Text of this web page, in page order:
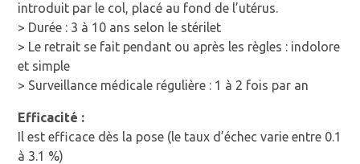
introduit par le col, placé au fond de l’utérus.
> Durée : 3 à 10 ans selon le stérilet
> Le retrait se fait pendant ou après les règles : indolore
et simple
> Surveillance médicale régulière : 1 à 2 fois par an
Efficacité :
Il est efficace dès la pose (le taux d’échec varie entre 0.1
à 3.1 %)